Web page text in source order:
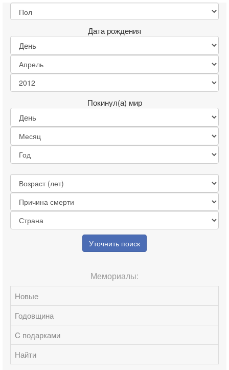
Дата рождения
Покинул(а) мир
Уточнить поиск
Мемориалы:
Новые
Годовщина
C подарками
Найти